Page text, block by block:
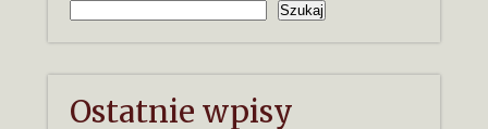
Szukaj
Ostatnie wpisy